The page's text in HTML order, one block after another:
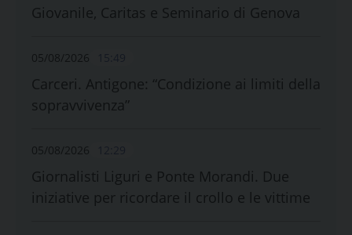
Giovanile, Caritas e Seminario di Genova
05/08/2026
Carceri. Antigone: “Condizione ai limiti della
sopravvivenza”
05/08/2026
Giornalisti Liguri e Ponte Morandi. Due
iniziative per ricordare il crollo e le vittime